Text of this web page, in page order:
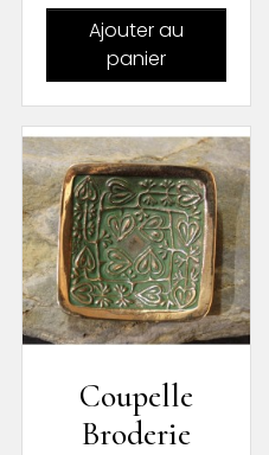
Ajouter au
panier
Coupelle
Broderie